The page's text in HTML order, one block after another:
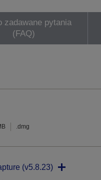
zadawane pytania
(FAQ)
.dmg
(v5.8.23)